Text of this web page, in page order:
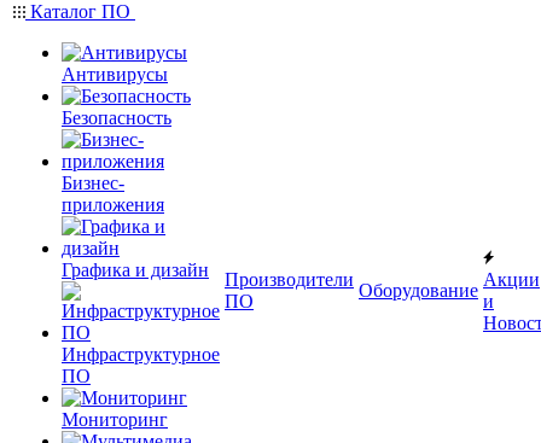
Каталог ПО
Антивирусы
Безопасность
Бизнес-
приложения
Графика и дизайн
Инфраструктурное
ПО
Мониторинг
Производители
ПО
Оборудование
Акции
и